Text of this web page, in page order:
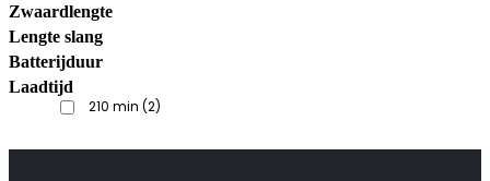
Zwaardlengte
Lengte slang
Batterijduur
Laadtijd
210 min (2)